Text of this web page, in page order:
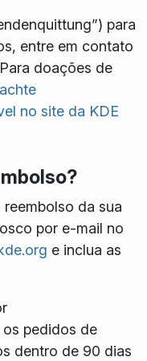
para
entre em contato
doações de
no site da KDE
da sua
por e-mail no
e inclua as
pedidos de
dentro de 90 dias